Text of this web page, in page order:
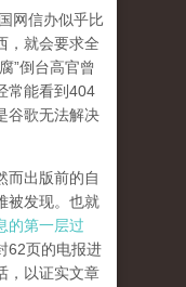
网信办似乎比
，就会要求全
”倒台高官曾
常能看到404
谷歌无法解决
而出版前的自
发现。 也就
的第一层过
62页的电报进
，以证实文章